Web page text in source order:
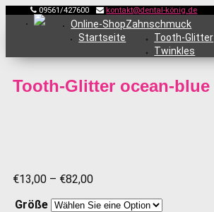
09561/427600 kontakt@dental-könig.de
Zahnschmuck
Tooth-Glitter
Twinkles
Online-Shop
Startseite
Tooth-Glitter ocean-blue
€13,00 – €82,00
Größe